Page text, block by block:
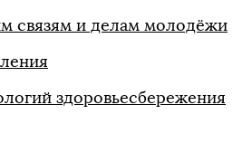
связям и делам молодёжи
здоровьесбережения